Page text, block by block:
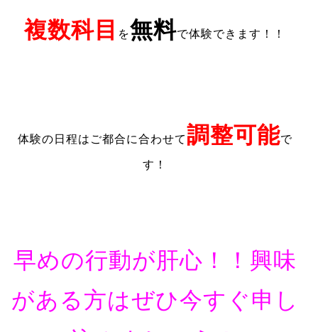
複数科目 を無料で体験できます！！
体験の日程はご都合に合わせて調整可能で
す！
早めの行動が肝心！！興味
がある方はぜひ今すぐ申し